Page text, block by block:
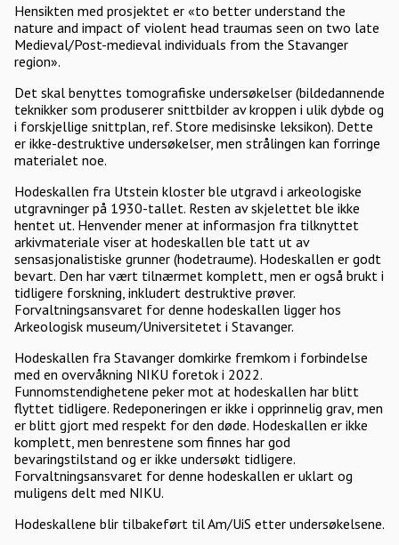
Hensikten med prosjektet er «to better understand the
nature and impact of violent head traumas seen on two late
Medieval/Post-medieval individuals from the Stavanger
region».
Det skal benyttes tomografiske undersøkelser (bildedannende
teknikker som produserer snittbilder av kroppen i ulik dybde og
i forskjellige snittplan, ref. Store medisinske leksikon). Dette
er ikke-destruktive undersøkelser, men strålingen kan forringe
materialet noe.
Hodeskallen fra Utstein kloster ble utgravd i arkeologiske
utgravninger på 1930-tallet. Resten av skjelettet ble ikke
hentet ut. Henvender mener at informasjon fra tilknyttet
arkivmateriale viser at hodeskallen ble tatt ut av
sensasjonalistiske grunner (hodetraume). Hodeskallen er godt
bevart. Den har vært tilnærmet komplett, men er også brukt i
tidligere forskning, inkludert destruktive prøver.
Forvaltningsansvaret for denne hodeskallen ligger hos
Arkeologisk museum/Universitetet i Stavanger.
Hodeskallen fra Stavanger domkirke fremkom i forbindelse
med en overvåkning NIKU foretok i 2022.
Funnomstendighetene peker mot at hodeskallen har blitt
flyttet tidligere. Redeponeringen er ikke i opprinnelig grav, men
er blitt gjort med respekt for den døde. Hodeskallen er ikke
komplett, men benrestene som finnes har god
bevaringstilstand og er ikke undersøkt tidligere.
Forvaltningsansvaret for denne hodeskallen er uklart og
muligens delt med NIKU.
Hodeskallene blir tilbakeført til Am/UiS etter undersøkelsene.